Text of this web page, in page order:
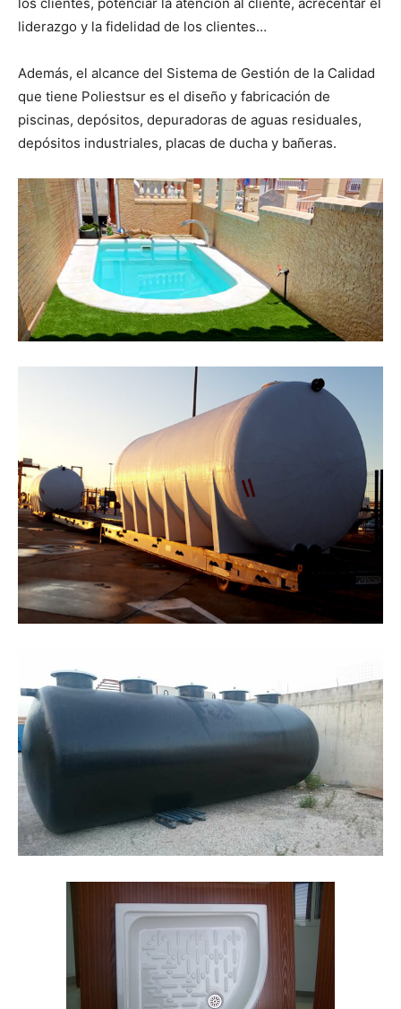
los clientes, potenciar la atención al cliente, acrecentar el
liderazgo y la fidelidad de los clientes…
Además, el alcance del Sistema de Gestión de la Calidad
que tiene Poliestsur es el diseño y fabricación de
piscinas, depósitos, depuradoras de aguas residuales,
depósitos industriales, placas de ducha y bañeras.